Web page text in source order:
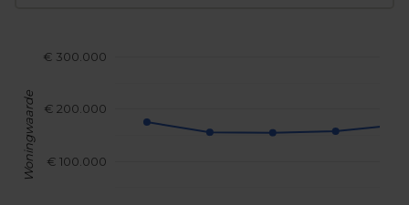
€ 100.000
€ 200.000
€ 300.000
Woningwaarde